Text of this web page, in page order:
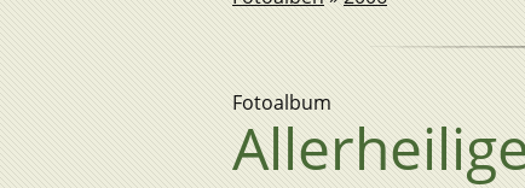
Fotoalbum